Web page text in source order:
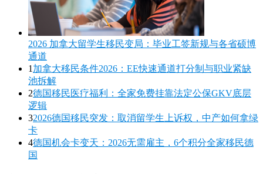
2026 加拿大留学生移民变局：毕业工签新规与各省硕博
通道
1 加拿大移民条件2026：EE快速通道打分制与职业紧缺
池拆解
2德国移民医疗福利：全家免费挂靠法定公保GKV底层
逻辑
32026德国移民突发：取消留学生上诉权，中产如何拿绿
卡
4德国机会卡变天：2026无需雇主，6个积分全家移民德
国